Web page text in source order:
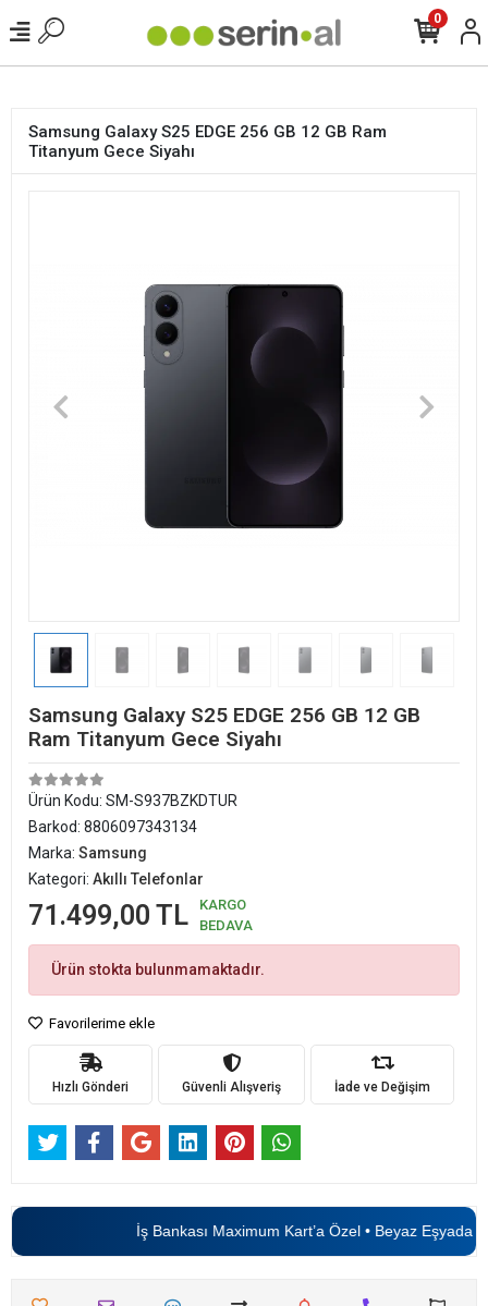
0
Samsung Galaxy S25 EDGE 256 GB 12 GB Ram
Titanyum Gece Siyahı
Samsung Galaxy S25 EDGE 256 GB 12 GB
Ram Titanyum Gece Siyahı
Ürün Kodu: SM-S937BZKDTUR
Barkod: 8806097343134
Marka: Samsung
Kategori: Akıllı Telefonlar
71.499,00 TL
KARGO
BEDAVA
Ürün stokta bulunmamaktadır.
Favorilerime ekle
Hızlı Gönderi Güvenli Alışveriş İade ve Değişim
İş Bankası Maximum Kart’a Özel • Beyaz Eşyada6